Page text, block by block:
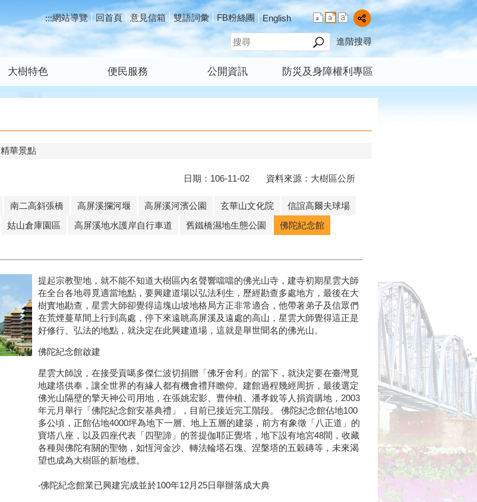
:::網站導覽 回首頁 意見信箱 雙語詞彙 FB粉絲團 English
進階搜尋
大樹特色 便民服務 公開資訊 防災及身障權利專區
精華景點
日期：106-11-02 資料來源：大樹區公所
南二高斜張橋 高屏溪攔河堰 高屏溪河濱公園 玄華山文化院
信誼高爾夫球場
姑山倉庫園區 高屏溪地水護岸自行車道 舊鐵橋濕地生態公園
佛陀紀念館
提起宗教聖地，就不能不知道大樹區內名聲響噹噹的佛光山寺，建寺初期星雲大師
在全台各地尋覓適當地點，要興建道場以弘法利生，歷經勘查多處地方，最後在大
樹實地勘查，星雲大師卻覺得這塊山坡地格局方正非常適合，他帶著弟子及信眾們
在荒煙蔓草間上行到高處，停下來遠眺高屏溪及遠處的高山，星雲大師覺得這正是
好修行、弘法的地點，就決定在此興建道場，這就是舉世聞名的佛光山。
佛陀紀念館啟建
星雲大師說，在接受貢噶多傑仁波切捐贈「佛牙舍利」的當下，就決定要在臺灣覓
地建塔供奉，讓全世界的有緣人都有機會禮拜瞻仰。建館過程幾經周折，最後選定
佛光山隔壁的擎天神公司用地，在張姚宏影、曹仲植、潘孝銳等人捐資購地，2003
年元月舉行「佛陀紀念館安基典禮」，目前已接近完工階段。 佛陀紀念館佔地100
多公頃，正館佔地4000坪為地下一層、地上五層的建築，前方有象徵「八正道」的
寶塔八座，以及四座代表「四聖諦」的菩提伽耶正覺塔，地下設有地宮48間，收藏
各種與佛陀有關的聖物，如恆河金沙、轉法輪塔石塊、涅槃塔的五穀磚等，未來渴
望也成為大樹區的新地標。
‧佛陀紀念館業已興建完成並於100年12月25日舉辦落成大典